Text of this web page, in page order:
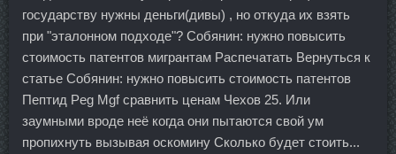
государству нужны деньги(дивы) , но откуда их взять
при "эталонном подходе"? Собянин: нужно повысить
стоимость патентов мигрантам Распечатать Вернуться к
статье Собянин: нужно повысить стоимость патентов
Пептид Peg Mgf сравнить ценам Чехов 25. Или
заумными вроде неё когда они пытаются свой ум
пропихнуть вызывая оскомину Сколько будет стоить...